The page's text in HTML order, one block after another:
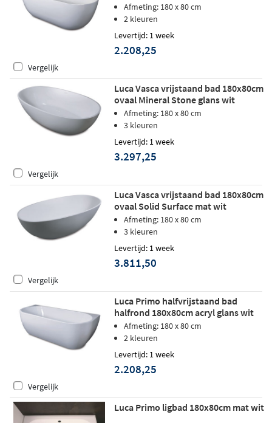
Afmeting: 180 x 80 cm
2 kleuren
Levertijd: 1 week
2.208,25
Vergelijk
Luca Vasca vrijstaand bad 180x80cm
ovaal Mineral Stone glans wit
Afmeting: 180 x 80 cm
3 kleuren
Levertijd: 1 week
3.297,25
Vergelijk
Luca Vasca vrijstaand bad 180x80cm
ovaal Solid Surface mat wit
Afmeting: 180 x 80 cm
3 kleuren
Levertijd: 1 week
3.811,50
Vergelijk
Luca Primo halfvrijstaand bad
halfrond 180x80cm acryl glans wit
Afmeting: 180 x 80 cm
2 kleuren
Levertijd: 1 week
2.208,25
Vergelijk
Luca Primo ligbad 180x80cm mat wit